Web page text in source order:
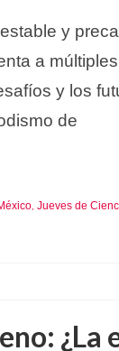
y
a múltiples
y los
de
, Jueves de
¿La